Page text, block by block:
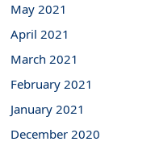
May 2021
April 2021
March 2021
February 2021
January 2021
December 2020